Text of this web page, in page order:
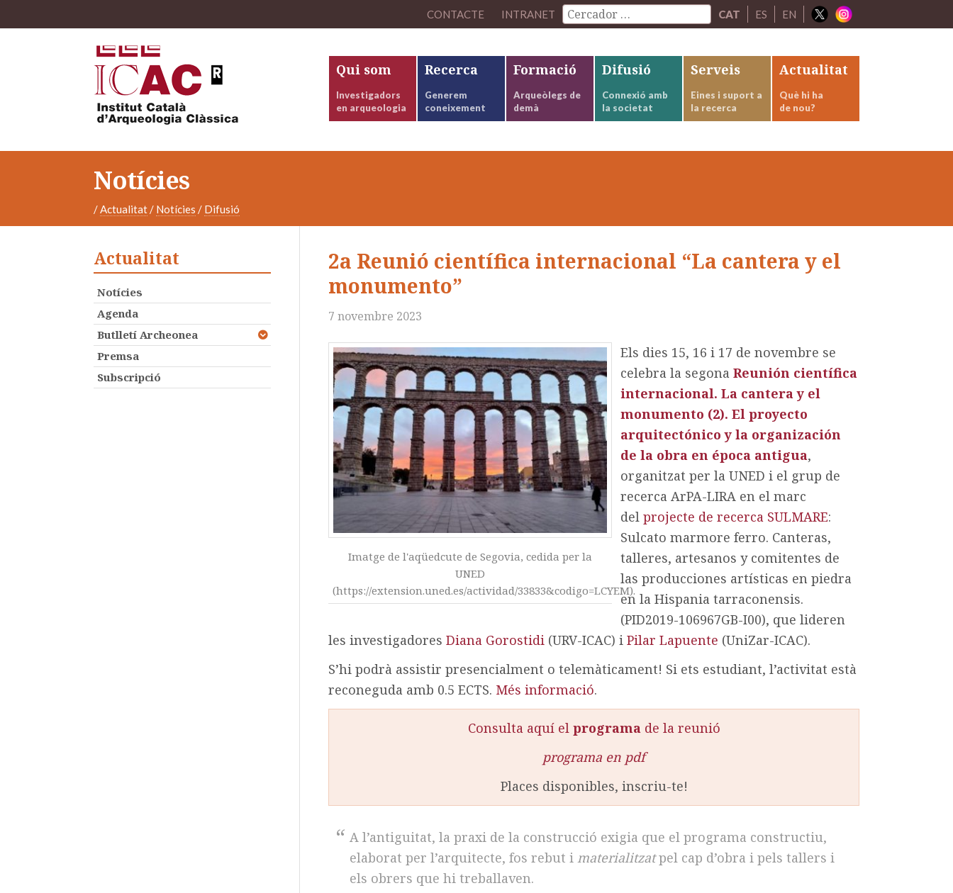
CONTACTE INTRANET CAT ES EN
Qui som
Investigadors
en arqueologia
Recerca
Generem
coneixement
Formació
Arqueòlegs de
demà
Difusió
Connexió amb
la societat
Serveis
Eines i suport a
la recerca
Actualitat
Què hi ha
de nou?
Notícies
/Actualitat/ Notícies / Difusió
2a Reunió científica internacional “La cantera y el
monumento”
7 novembre 2023
Imatge de l'aqüedcute de Segovia, cedida per la
UNED
(https://extension.uned.es/actividad/33833&codigo=LCYEM).
Els dies 15, 16 i 17 de novembre se
celebra la segona Reunión científica
internacional. La cantera y el
monumento (2). El proyecto
arquitectónico y la organización
de la obra en época antigua,
organitzat per la UNED i el grup de
recerca ArPA-LIRA en el marc
del projecte de recerca SULMARE:
Sulcato marmore ferro. Canteras,
talleres, artesanos y comitentes de
las producciones artísticas en piedra
en la Hispania tarraconensis.
(PID2019-106967GB-I00), que lideren
les investigadores Diana Gorostidi (URV-ICAC) i Pilar Lapuente (UniZar-ICAC).
S’hi podrà assistir presencialment o telemàticament! Si ets estudiant, l’activitat està
reconeguda amb 0.5 ECTS. Més informació.
Consulta aquí el programade la reunió
programa en pdf
Places disponibles, inscriu-te!
A l’antiguitat, la praxi de la construcció exigia que el programa constructiu,
elaborat per l’arquitecte, fos rebut i materialitzatpel cap d’obra i pels tallers i
els obrers que hi treballaven.
Actualitat
Notícies
Agenda
Butlletí Archeonea
Premsa
Subscripció